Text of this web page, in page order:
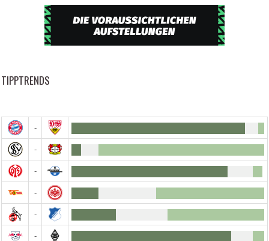
TIPPTRENDS
-
-
-
-
-
-